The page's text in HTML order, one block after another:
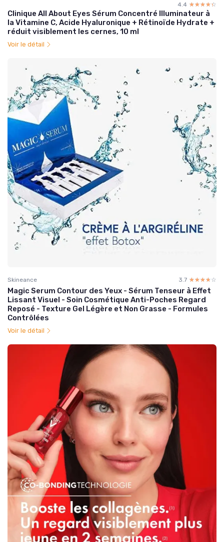
4.4 ☆☆☆☆☆
★★★★★
Clinique All About Eyes Sérum Concentré Illuminateur à
la Vitamine C, Acide Hyaluronique + Rétinoïde Hydrate +
réduit visiblement les cernes, 10 ml
Voir le détail
Skineance 3.7 ☆☆☆☆☆
★★★★★
Magic Serum Contour des Yeux - Sérum Tenseur à Effet
Lissant Visuel - Soin Cosmétique Anti-Poches Regard
Reposé - Texture Gel Légère et Non Grasse - Formules
Contrôlées
Voir le détail